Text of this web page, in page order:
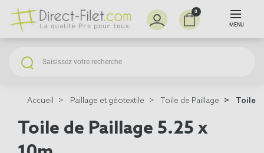
0
MENU
Accueil Paillage et géotextile Toile de Paillage Toile
Toile de Paillage 5.25 x